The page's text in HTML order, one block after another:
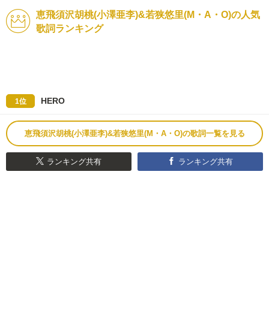
恵飛須沢胡桃(小澤亜李)&若狭悠里(M・A・O)の人気
歌詞ランキング
1位 HERO
恵飛須沢胡桃(小澤亜李)&若狭悠里(M・A・O)の歌詞一覧を見る
ランキング共有 ランキング共有